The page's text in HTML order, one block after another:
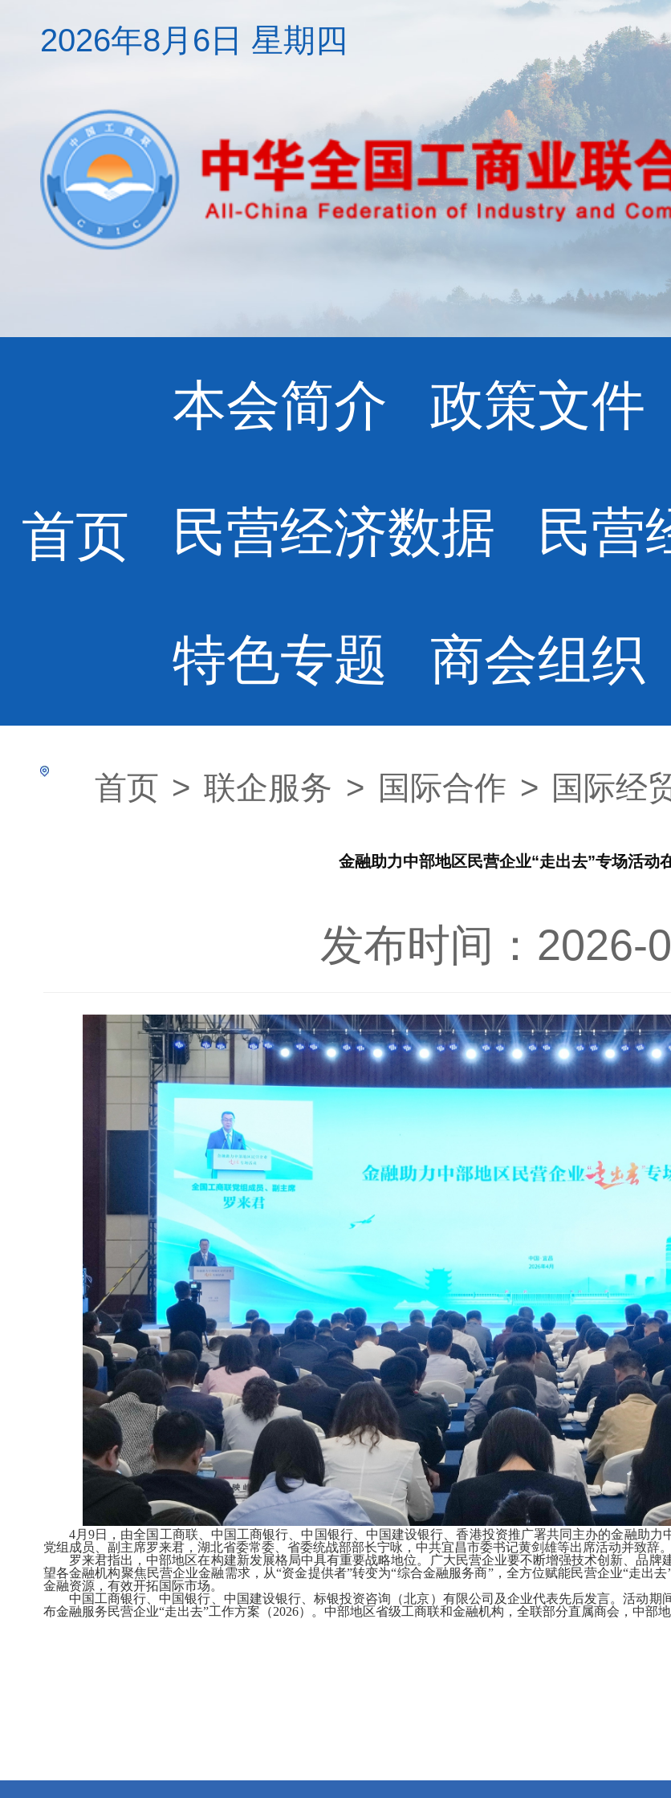
2026年8月6日 星期四
首页
本会简介 政策文件
民营经济数据 民营
特色专题 商会组织
首页 > 联企服务 > 国际合作 > 国际经
金融助力中部地区民营企业“走出去”专场活动
发布时间：2026-
4月9日，由全国工商联、中国工商银行、中国银行、中国建设银行、香港投资推广署共同主办的金融助力
党组成员、副主席罗来君，湖北省委常委、省委统战部部长宁咏，中共宜昌市委书记黄剑雄等出席活动并致辞
罗来君指出，中部地区在构建新发展格局中具有重要战略地位。广大民营企业要不断增强技术创新、品牌
望各金融机构聚焦民营企业金融需求，从“资金提供者”转变为“综合金融服务商”，全方位赋能民营企业“走出
金融资源，有效开拓国际市场。
中国工商银行、中国银行、中国建设银行、标银投资咨询（北京）有限公司及企业代表先后发言。活动期
布金融服务民营企业“走出去”工作方案（2026）。中部地区省级工商联和金融机构，全联部分直属商会，中部